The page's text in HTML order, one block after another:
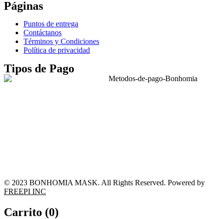
Páginas
Puntos de entrega
Contáctanos
Términos y Condiciones
Política de privacidad
Tipos de Pago
© 2023 BONHOMIA MASK. All Rights Reserved. Powered by
FREEPI INC
Carrito (0)